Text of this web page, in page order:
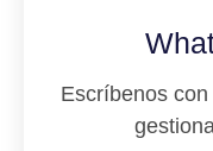
Escríbenos